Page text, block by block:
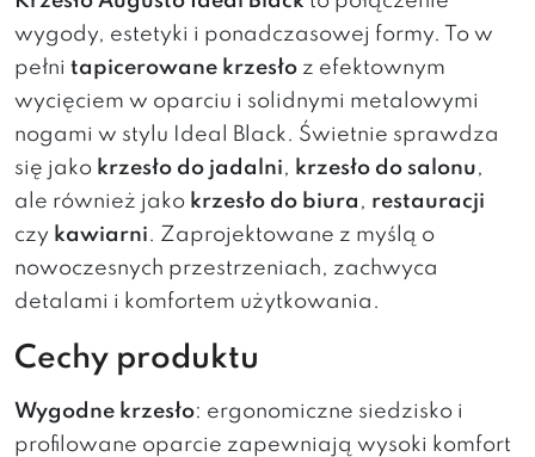
wygody, estetyki i ponadczasowej formy. To w
pełni tapicerowane krzesło z efektownym
wycięciem w oparciu i solidnymi metalowymi
nogami w stylu Ideal Black. Świetnie sprawdza
się jako krzesło do jadalni, krzesło do salonu,
ale również jako krzesło do biura , restauracji
czy kawiarni. Zaprojektowane z myślą o
nowoczesnych przestrzeniach, zachwyca
detalami i komfortem użytkowania.
Cechy produktu
Wygodne krzesło: ergonomiczne siedzisko i
profilowane oparcie zapewniają wysoki komfort